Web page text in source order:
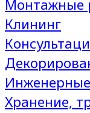
Монтажные
Клининг
Хранение,